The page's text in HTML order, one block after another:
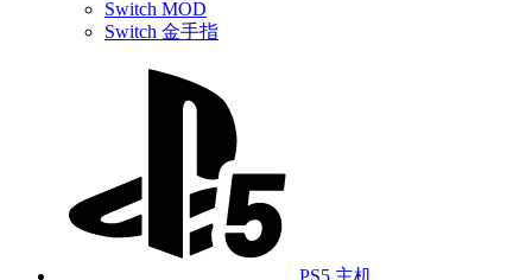
Switch MOD
Switch 金手指